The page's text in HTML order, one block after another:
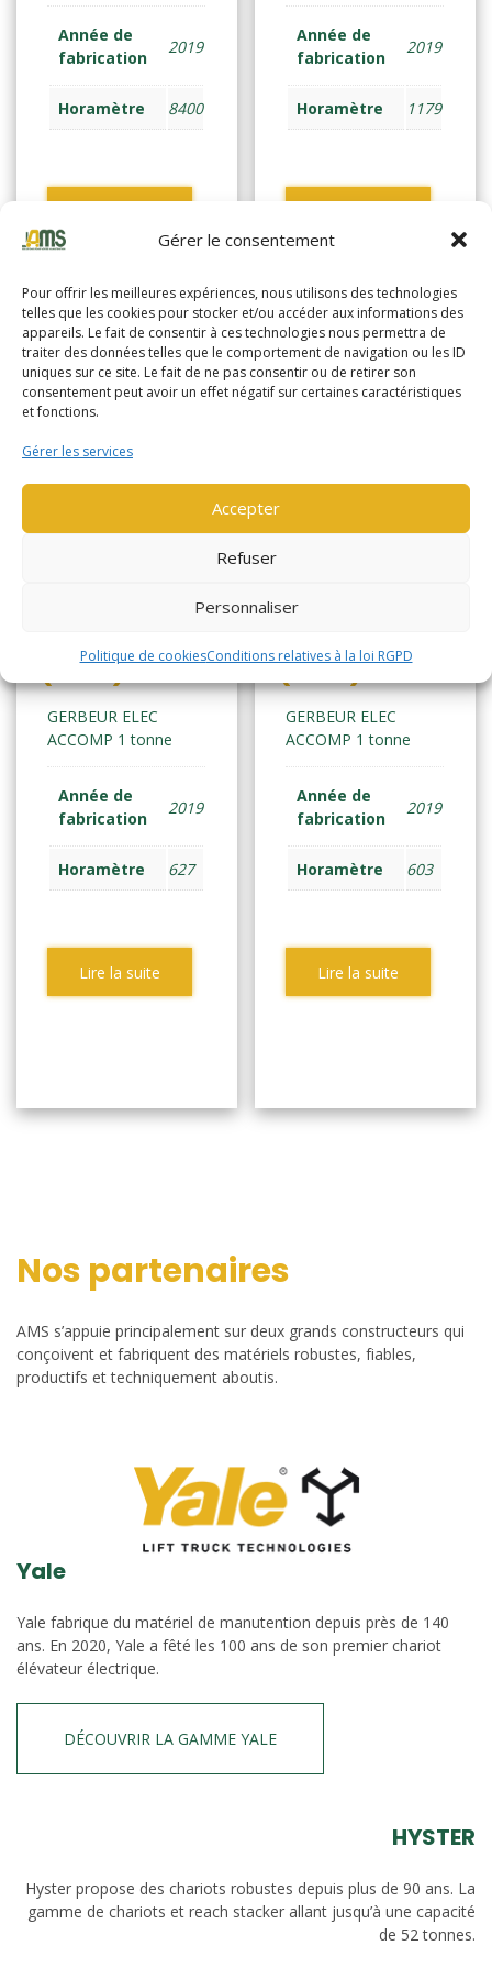
Gérer le consentement
Pour offrir les meilleures expériences, nous utilisons des technologies
telles que les cookies pour stocker et/ou accéder aux informations des
appareils. Le fait de consentir à ces technologies nous permettra de
traiter des données telles que le comportement de navigation ou les ID
uniques sur ce site. Le fait de ne pas consentir ou de retirer son
consentement peut avoir un effet négatif sur certaines caractéristiques
et fonctions.
Gérer les services
Accepter
Refuser
Personnaliser
Politique de cookiesConditions relatives à la loi RGPD
Année de
fabrication
2019
Horamètre 8400
Année de
fabrication
2019
Horamètre 1179
(2146)
GERBEUR ELEC
ACCOMP 1 tonne
Année de
fabrication
2019
Horamètre 627
Lire la suite
(2142)
GERBEUR ELEC
ACCOMP 1 tonne
Année de
fabrication
2019
Horamètre 603
Lire la suite
Nos partenaires
AMS s’appuie principalement sur deux grands constructeurs qui
conçoivent et fabriquent des matériels robustes, fiables,
productifs et techniquement aboutis.
Yale
Yale fabrique du matériel de manutention depuis près de 140
ans. En 2020, Yale a fêté les 100 ans de son premier chariot
élévateur électrique.
DÉCOUVRIR LA GAMME YALE
HYSTER
Hyster propose des chariots robustes depuis plus de 90 ans. La
gamme de chariots et reach stacker allant jusqu’à une capacité
de 52 tonnes.